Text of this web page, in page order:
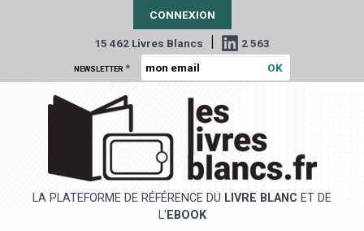
CONNEXION
15 462 Livres Blancs | 2 563
NEWSLETTER *
LA PLATEFORME DE RÉFÉRENCE DU LIVRE BLANC ET DE
L' EBOOK